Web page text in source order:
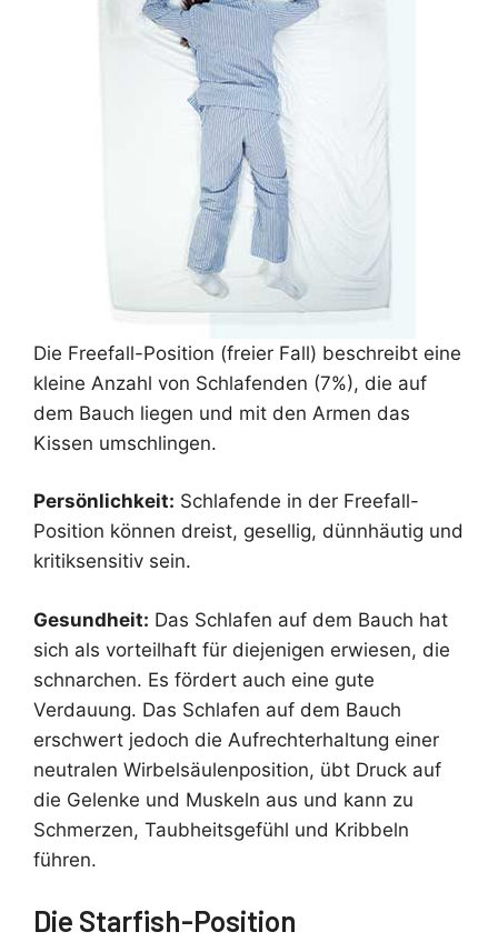
Die Freefall-Position (freier Fall) beschreibt eine
kleine Anzahl von Schlafenden (7%), die auf
dem Bauch liegen und mit den Armen das
Kissen umschlingen.
Persönlichkeit: Schlafende in der Freefall-
Position können dreist, gesellig, dünnhäutig und
kritiksensitiv sein.
Gesundheit: Das Schlafen auf dem Bauch hat
sich als vorteilhaft für diejenigen erwiesen, die
schnarchen. Es fördert auch eine gute
Verdauung. Das Schlafen auf dem Bauch
erschwert jedoch die Aufrechterhaltung einer
neutralen Wirbelsäulenposition, übt Druck auf
die Gelenke und Muskeln aus und kann zu
Schmerzen, Taubheitsgefühl und Kribbeln
führen.
Die Starfish-Position